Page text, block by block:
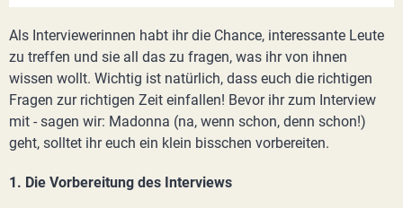
Als Interviewerinnen habt ihr die Chance, interessante Leute
zu treffen und sie all das zu fragen, was ihr von ihnen
wissen wollt. Wichtig ist natürlich, dass euch die richtigen
Fragen zur richtigen Zeit einfallen! Bevor ihr zum Interview
mit - sagen wir: Madonna (na, wenn schon, denn schon!)
geht, solltet ihr euch ein klein bisschen vorbereiten.
1. Die Vorbereitung des Interviews